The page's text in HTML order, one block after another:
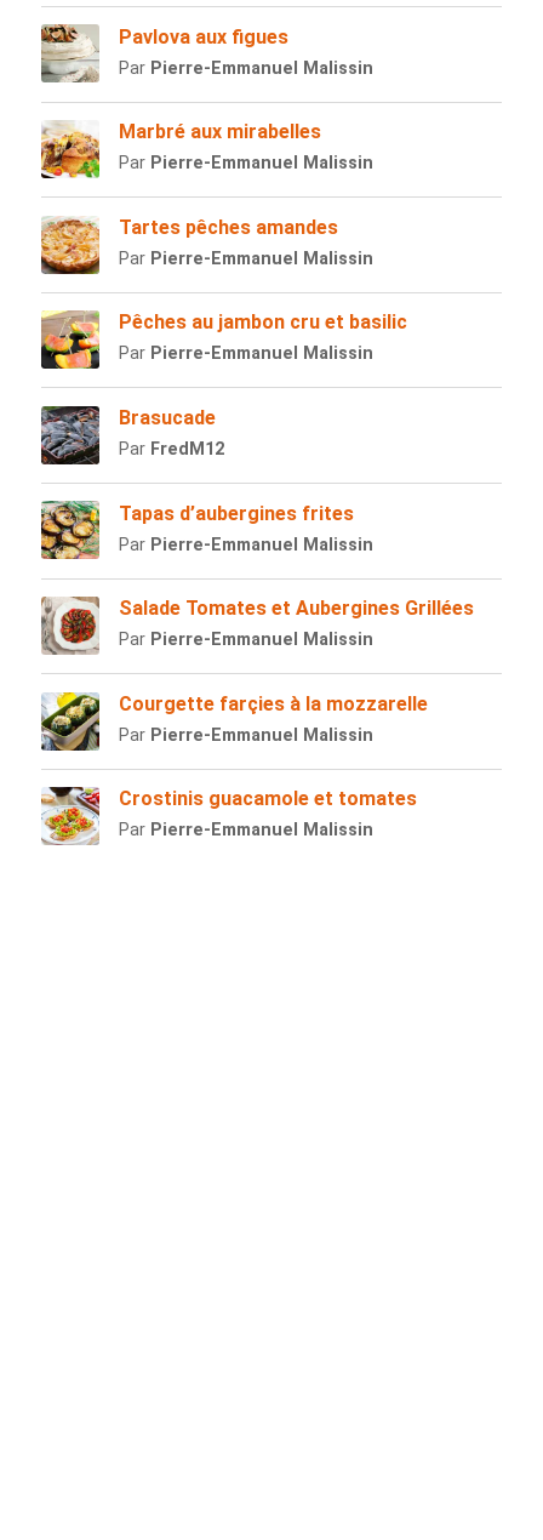
Pavlova aux figues
Par Pierre-Emmanuel Malissin
Marbré aux mirabelles
Par Pierre-Emmanuel Malissin
Tartes pêches amandes
Par Pierre-Emmanuel Malissin
Pêches au jambon cru et basilic
Par Pierre-Emmanuel Malissin
Brasucade
Par FredM12
Tapas d’aubergines frites
Par Pierre-Emmanuel Malissin
Salade Tomates et Aubergines Grillées
Par Pierre-Emmanuel Malissin
Courgette farçies à la mozzarelle
Par Pierre-Emmanuel Malissin
Crostinis guacamole et tomates
Par Pierre-Emmanuel Malissin